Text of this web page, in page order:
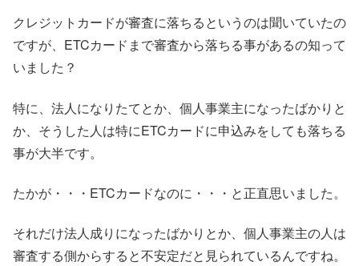
クレジットカードが審査に落ちるというのは聞いていたの
ですが、ETCカードまで審査から落ちる事があるの知って
いました？
特に、法人になりたてとか、個人事業主になったばかりと
か、そうした人は特にETCカードに申込みをしても落ちる
事が大半です。
たかが・・・ETCカードなのに・・・と正直思いました。
それだけ法人成りになったばかりとか、個人事業主の人は
審査する側からすると不安定だと見られているんですね。